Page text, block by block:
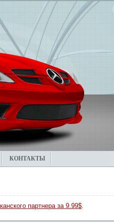
КОНТАКТЫ
партнера за 9.99$.